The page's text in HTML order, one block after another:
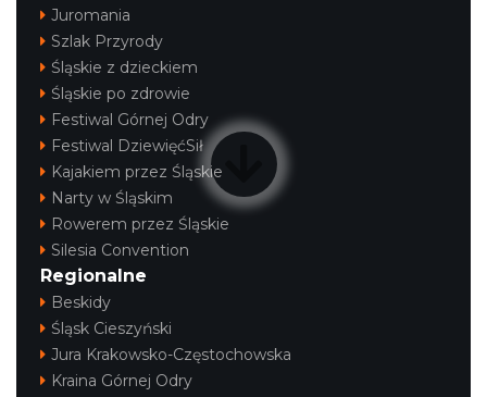
Juromania
Szlak Przyrody
Śląskie z dzieckiem
Śląskie po zdrowie
Festiwal Górnej Odry
Festiwal DziewięćSił
Kajakiem przez Śląskie
Narty w Śląskim
Rowerem przez Śląskie
Silesia Convention
Regionalne
Beskidy
Śląsk Cieszyński
Jura Krakowsko-Częstochowska
Kraina Górnej Odry